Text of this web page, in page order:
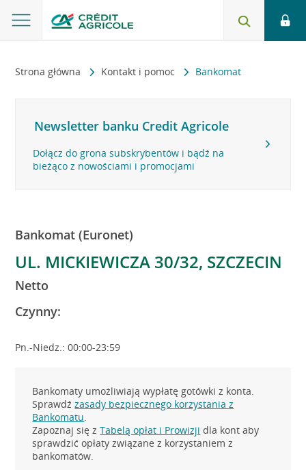
Strona główna Kontakt i pomoc Bankomat
Newsletter banku Credit Agricole
Dołącz do grona subskrybentów i bądź na
bieżąco z nowościami i promocjami
Bankomat (Euronet)
UL. MICKIEWICZA 30/32, SZCZECIN
Netto
Czynny:
Pn.-Niedz.: 00:00-23:59
Bankomaty umożliwiają wypłatę gotówki z konta.
Sprawdźzasady bezpiecznego korzystania z
Bankomatu.
Zapoznaj się zTabelą opłat i Prowizji dla kont aby
sprawdzić opłaty związane z korzystaniem z
bankomatów.